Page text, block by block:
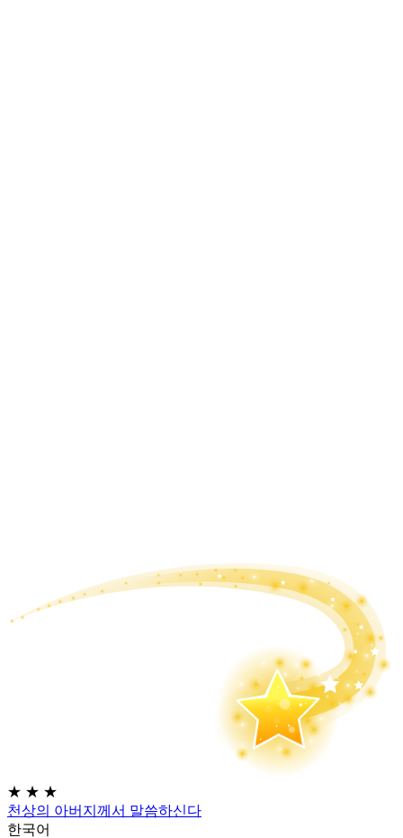
★ ★ ★
천상의 아버지께서 말씀하신다
한국어